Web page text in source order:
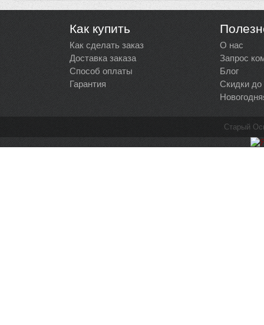
Как купить
Как сделать заказ
Доставка заказа
Способ оплаты
Гарантия
О нас
Запрос
Блог
Скидки до
Старый